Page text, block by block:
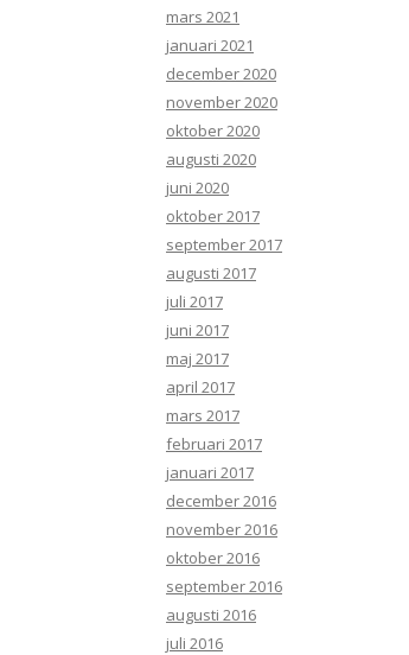
mars 2021
januari 2021
december 2020
november 2020
oktober 2020
augusti 2020
juni 2020
oktober 2017
september 2017
augusti 2017
juli 2017
juni 2017
maj 2017
april 2017
mars 2017
februari 2017
januari 2017
december 2016
november 2016
oktober 2016
september 2016
augusti 2016
juli 2016